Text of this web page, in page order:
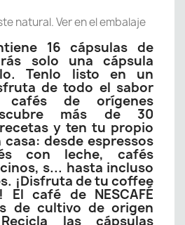
natural. Ver en el embalaje
16 cápsulas de
solo una cápsula
Tenlo listo en un
de todo el sabor
cafés de orígenes
más de 30
y ten tu propio
desde espressos
con leche, cafés
s... hasta incluso
¡Disfruta de tu coffee
café de NESCAFÉ
de cultivo de origen
las cápsulas